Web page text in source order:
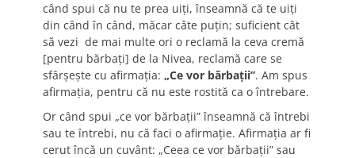
când spui că nu te prea uiţi, înseamnă că te uiţi
din când în când, măcar câte puţin; suficient cât
să vezi de mai multe ori o reclamă la ceva cremă
[pentru bărbaţi] de la Nivea, reclamă care se
sfârşeşte cu afirmaţia: „Ce vor bărbaţii”. Am spus
afirmaţia, pentru că nu este rostită ca o întrebare.
Or când spui „ce vor bărbaţii” înseamnă că întrebi
sau te întrebi, nu că faci o afirmaţie. Afirmaţia ar fi
cerut încă un cuvânt: „Ceea ce vor bărbaţii” sau